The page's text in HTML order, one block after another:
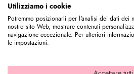
Iscriviti alla nostra newsletter per rimanere
del mondo Braccialini. Subito per te 10% di
primo acquisto.
Utilizziamo i cookie
Potremmo posizionarli per l'analisi dei dati dei
nostro sito Web, mostrare contenuti
navigazione eccezionale. Per ulteriori
le impostazioni.